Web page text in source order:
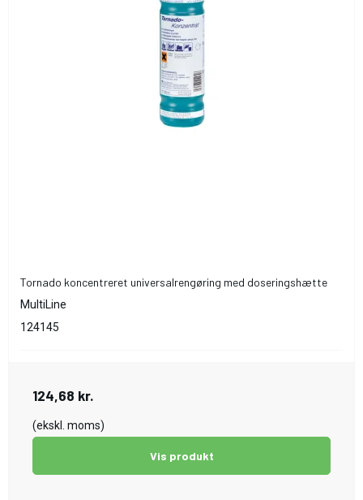
Tornado koncentreret universalrengøring med doseringshætte
MultiLine
124145
124,68 kr.
(ekskl. moms)
Vis produkt